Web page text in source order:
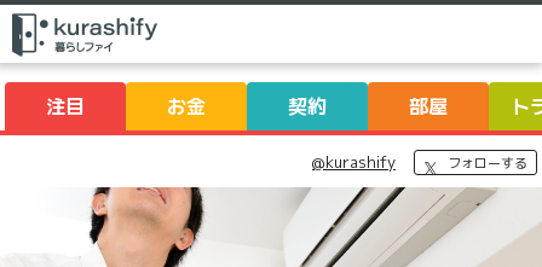
注目 お金 契約 部屋 ト
@kurashify フォローする